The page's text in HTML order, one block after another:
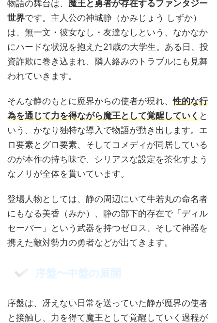
物語の舞台は、 魔王と勇者が存在するファンタジー
世界です。主人公の神城静（かみじょう しずか）
は、無一文・彼女なし・友達なしという、なかなか
にハードな状況を抱えた21歳の大学生。ある日、投
資詐欺に巻き込まれ、隣人絡みのトラブルにも見舞
われていきます。
そんな静のもとに魔界からの使者が現れ、性的な行
為を通じて力を得ながら魔王として覚醒していくと
いう、かなり独特な導入で物語が動き出します。エ
ロ要素とグロ要素、そしてコメディが同居している
のが本作の持ち味で、シリアスな設定を茶化すよう
なノリが全体を貫いています。
登場人物としては、静の周辺にいて牛若丸の命名者
にもなる美香（みか）、静の部下的存在で「ディル
セーバー」という武器を持つゼロス、そして神器を
携えた敵対勢力の勇者などが出てきます。
序盤〜中盤の展開
序盤は、冴えない日常を送っていた静が魔界の使者
と接触し、力を得て魔王として覚醒していく過程が